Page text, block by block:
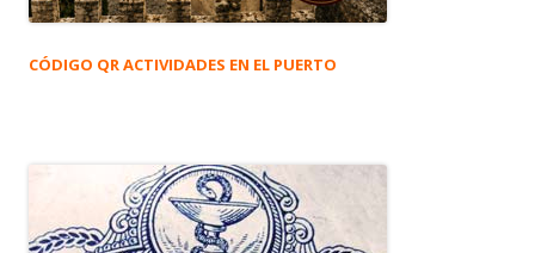
CÓDIGO QR ACTIVIDADES EN EL PUERTO